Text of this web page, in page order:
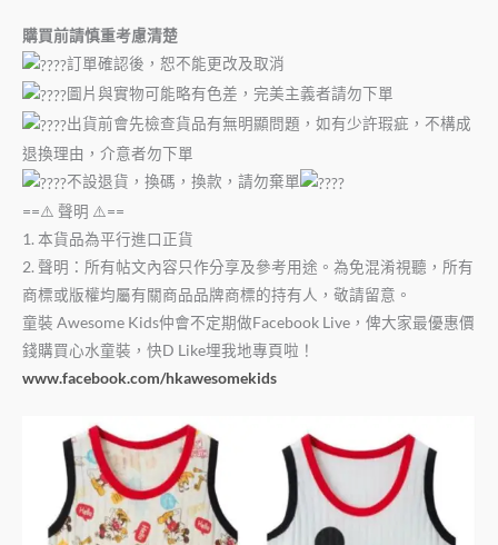
購買前請慎重考慮清楚
訂單確認後，恕不能更改及取消
圖片與實物可能略有色差，完美主義者請勿下單
出貨前會先檢查貨品有無明顯問題，如有少許瑕疵，不構成
退換理由，介意者勿下單
不設退貨，換碼，換款，請勿棄單
==⚠️ 聲明 ⚠️==
1. 本貨品為平行進口正貨
2. 聲明：所有帖文內容只作分享及參考用途。為免混淆視聽，所有
商標或版權均屬有關商品品牌商標的持有人，敬請留意。
童裝 Awesome Kids仲會不定期做Facebook Live，俾大家最優惠價
錢購買心水童裝，快D Like埋我地專頁啦！
www.facebook.com/hkawesomekids